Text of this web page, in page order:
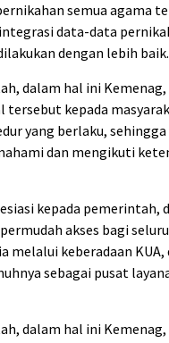
semua agama
data-data
dengan lebih baik.
dalam hal ini Kemenag,
tersebut kepada
yang berlaku, sehingga
dan mengikuti
kepada pemerintah,
akses bagi
melalui keberadaan
sebagai pusat
dalam hal ini